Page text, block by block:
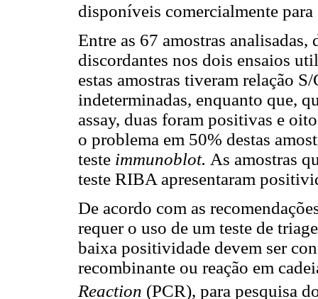
disponíveis comercialmente
Entre as 67 amostras
discordantes nos dois ensaios
estas amostras tiveram relação
indeterminadas, enquanto que,
assay, duas foram positivas e
o problema em 50% destas
teste immunoblot. As amostras
teste RIBA apresentaram
De acordo com as
requer o uso de um teste de
baixa positividade devem ser
recombinante ou reação em
Reaction (PCR), para pesquisa